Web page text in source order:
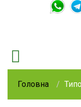
Головна